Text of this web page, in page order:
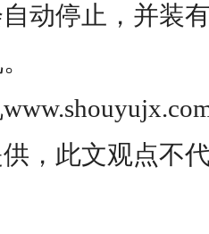
动停止，并装
，此文观点不